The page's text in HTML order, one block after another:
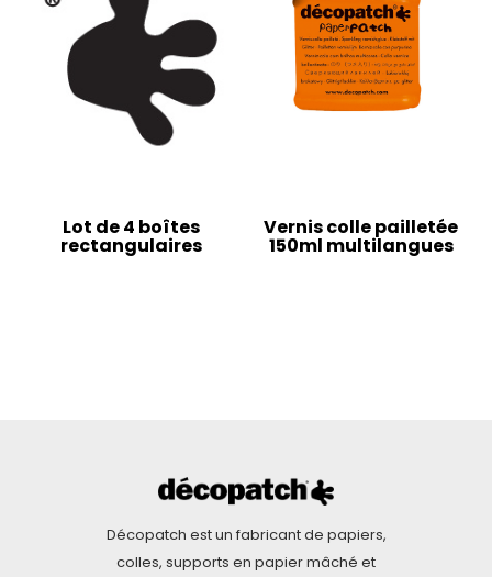
Lot de 4 boîtes
rectangulaires
Vernis colle pailletée
150ml multilangues
Décopatch est un fabricant de papiers,
colles, supports en papier mâché et